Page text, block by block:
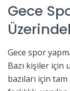
Gece
Gece spor
Bazı kişiler için
bazıları için